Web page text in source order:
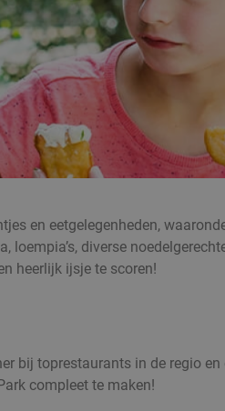
en eetgelegenheden,
diverse
heerlijk ijsje te scoren!
bij toprestaurants in de regio en
compleet te maken!